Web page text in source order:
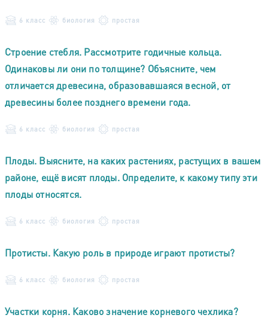
6 класс биология простая
Строение стебля. Рассмотрите годичные кольца.
Одинаковы ли они по толщине? Объясните, чем
отличается древесина, образовавшаяся весной, от
древесины более позднего времени года.
6 класс биология простая
Плоды. Выясните, на каких растениях, растущих в вашем
районе, ещё висят плоды. Определите, к какому типу эти
плоды относятся.
6 класс биология простая
Протисты. Какую роль в природе играют протисты?
6 класс биология простая
Участки корня. Каково значение корневого чехлика?